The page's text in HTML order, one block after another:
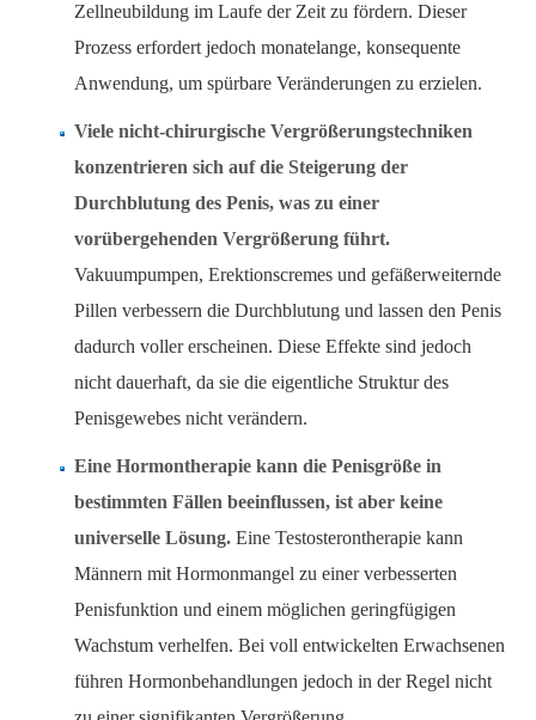
Zellneubildung im Laufe der Zeit zu fördern. Dieser
Prozess erfordert jedoch monatelange, konsequente
Anwendung, um spürbare Veränderungen zu erzielen.
Viele nicht-chirurgische Vergrößerungstechniken
konzentrieren sich auf die Steigerung der
Durchblutung des Penis, was zu einer
vorübergehenden Vergrößerung führt.
Vakuumpumpen, Erektionscremes und gefäßerweiternde
Pillen verbessern die Durchblutung und lassen den Penis
dadurch voller erscheinen. Diese Effekte sind jedoch
nicht dauerhaft, da sie die eigentliche Struktur des
Penisgewebes nicht verändern.
Eine Hormontherapie kann die Penisgröße in
bestimmten Fällen beeinflussen, ist aber keine
universelle Lösung. Eine Testosterontherapie kann
Männern mit Hormonmangel zu einer verbesserten
Penisfunktion und einem möglichen geringfügigen
Wachstum verhelfen. Bei voll entwickelten Erwachsenen
führen Hormonbehandlungen jedoch in der Regel nicht